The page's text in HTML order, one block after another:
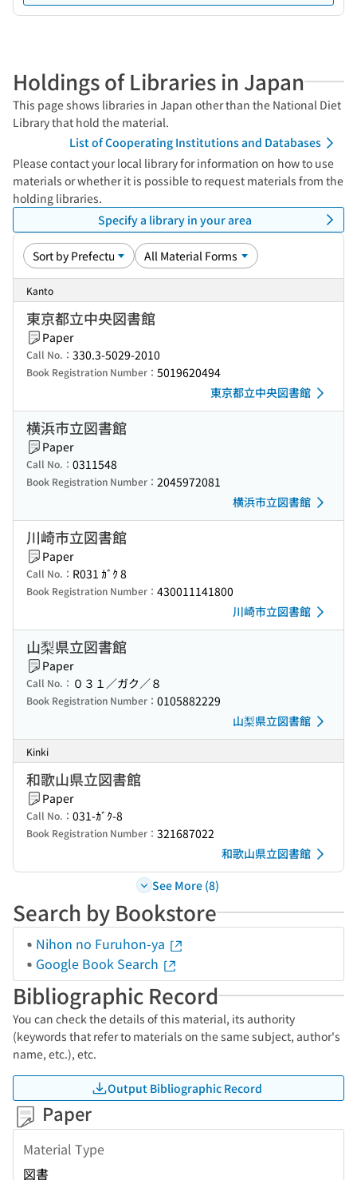
Holdings of Libraries in Japan
This page shows libraries in Japan other than the National Diet
Library that hold the material.
List of Cooperating Institutions and Databases
Please contact your local library for information on how to use
materials or whether it is possible to request materials from the
holding libraries.
Specify a library in your area
Kanto
東京都立中央図書館
Paper
Call No.： 330.3-5029-2010
Book Registration Number： 5019620494
東京都立中央図書館
横浜市立図書館
Paper
Call No.： 0311548
Book Registration Number： 2045972081
横浜市立図書館
川崎市立図書館
Paper
Call No.： R031 ｶﾞｸ 8
Book Registration Number： 430011141800
川崎市立図書館
山梨県立図書館
Paper
Call No.： ０３１／ガク／８
Book Registration Number： 0105882229
山梨県立図書館
Kinki
和歌山県立図書館
Paper
Call No.： 031-ｶﾞｸ-8
Book Registration Number： 321687022
和歌山県立図書館
See More (8)
Search by Bookstore
Nihon no Furuhon-ya
Google Book Search
Bibliographic Record
You can check the details of this material, its authority
(keywords that refer to materials on the same subject, author's
name, etc.), etc.
Output Bibliographic Record
Paper
Material Type
図書